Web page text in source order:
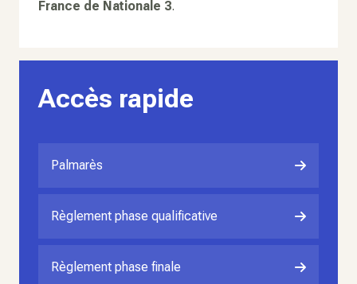
France de Nationale 3.
Accès rapide
Palmarès
Règlement phase qualificative
Règlement phase finale